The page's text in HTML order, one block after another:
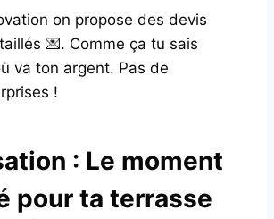
on propose des devis
💌. Comme ça tu sais
va ton argent. Pas de
!
: Le moment
pour ta terrasse